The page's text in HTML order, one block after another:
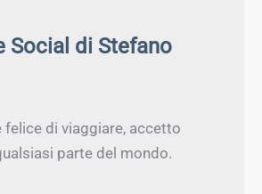
Social di Stefano
felice di viaggiare, accetto
parte del mondo.